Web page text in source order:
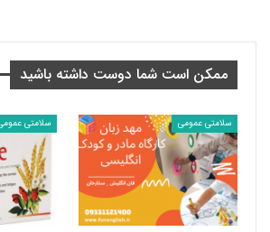
ممکن است شما دوست داشته باشید
سلامتی عمومی سلامتی